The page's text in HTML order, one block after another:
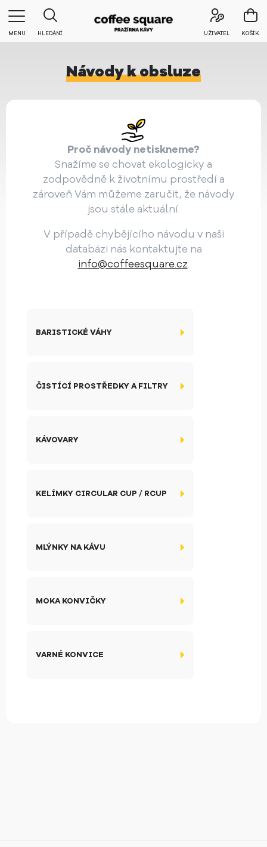
MENU HLEDÁNÍ UŽIVATEL KOŠÍK
Návody k obsluze
Proč návody netiskneme?
Snažíme se chovat ekologicky a
zodpovědně k životnímu prostředí a
zároveň Vám můžeme zaručit, že návody
jsou stále aktuální.
V případě chybějícího návodu v naši
databázi nás kontaktujte na
info@coffeesquare.cz.
BARISTICKÉ VÁHY
ČISTÍCÍ PROSTŘEDKY A FILTRY
KÁVOVARY
KELÍMKY CIRCULAR CUP / RCUP
MLÝNKY NA KÁVU
MOKA KONVIČKY
VARNÉ KONVICE